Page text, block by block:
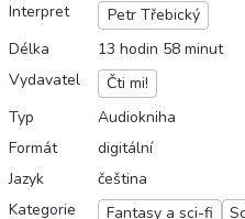
Interpret
Petr Třebický
Délka
13 hodin 58 minut
Vydavatel
Čti mi!
Typ
Audiokniha
Formát
digitální
Jazyk
čeština
Kategorie
Fantasy a sci-fi